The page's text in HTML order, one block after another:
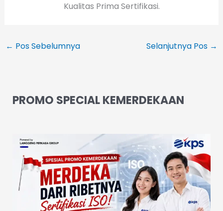
Kualitas Prima Sertifikasi.
← Pos Sebelumnya Selanjutnya Pos →
PROMO SPECIAL KEMERDEKAAN